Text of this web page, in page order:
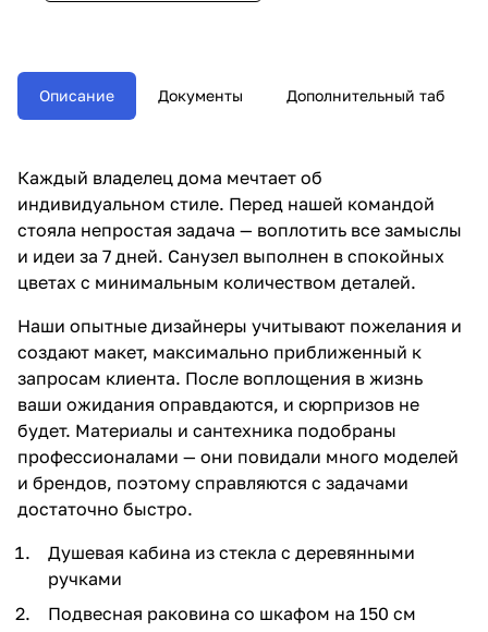
Описание Документы Дополнительный таб
Каждый владелец дома мечтает об
индивидуальном стиле. Перед нашей командой
стояла непростая задача — воплотить все замыслы
и идеи за 7 дней. Санузел выполнен в спокойных
цветах с минимальным количеством деталей.
Наши опытные дизайнеры учитывают пожелания и
создают макет, максимально приближенный к
запросам клиента. После воплощения в жизнь
ваши ожидания оправдаются, и сюрпризов не
будет. Материалы и сантехника подобраны
профессионалами — они повидали много моделей
и брендов, поэтому справляются с задачами
достаточно быстро.
Душевая кабина из стекла с деревянными
ручками
Подвесная раковина со шкафом на 150 см